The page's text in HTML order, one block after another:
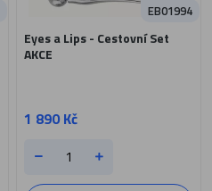
Eyes a Lips - Cestovní Set
AKCE
1 890 Kč
EB01994